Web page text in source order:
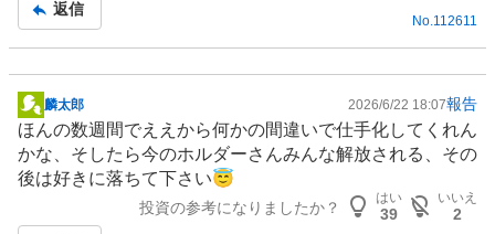
返信
No. 112611
掲
示
板
記
麟太郎 2026/6/22 18:07報告
ほんの数週間でええから何かの間違いで仕手化してくれん
かな、そしたら今のホルダーさんみんな解放される、その
後は好きに落ちて下さい😇
投資の参考になりましたか？
はい
39
いいえ
2